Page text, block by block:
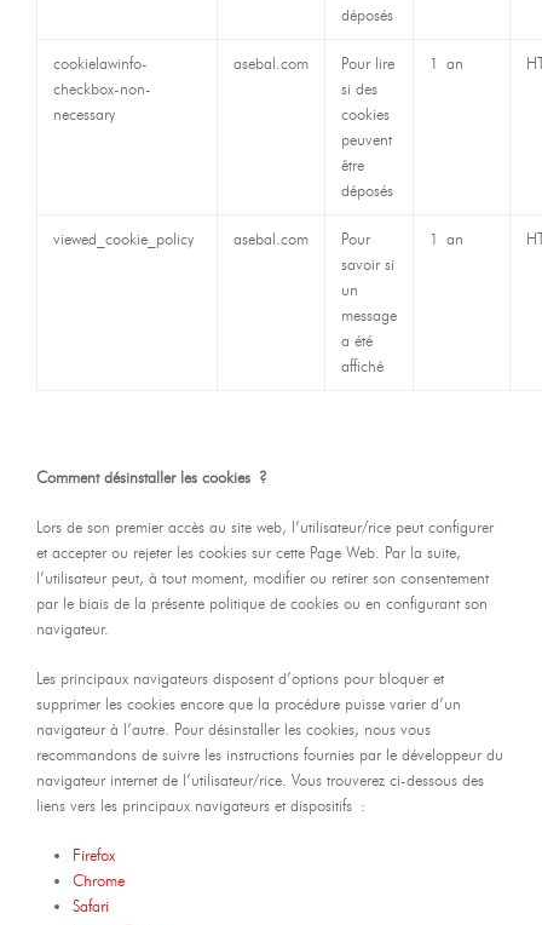
déposés
cookielawinfo-
checkbox-non-
necessary
asebal.com
Pour lire
si des
cookies
peuvent
être
déposés
1 an
viewed_cookie_policy asebal.com
Pour
savoir si
un
message
a été
affiché
1 an
Comment désinstaller les cookies ?
Lors de son premier accès au site web, l’utilisateur/rice peut configurer
et accepter ou rejeter les cookies sur cette Page Web. Par la suite,
l’utilisateur peut, à tout moment, modifier ou retirer son consentement
par le biais de la présente politique de cookies ou en configurant son
navigateur.
Les principaux navigateurs disposent d’options pour bloquer et
supprimer les cookies encore que la procédure puisse varier d’un
navigateur à l’autre. Pour désinstaller les cookies, nous vous
recommandons de suivre les instructions fournies par le développeur du
navigateur internet de l’utilisateur/rice. Vous trouverez ci-dessous des
liens vers les principaux navigateurs et dispositifs :
Firefox
Chrome
Safari